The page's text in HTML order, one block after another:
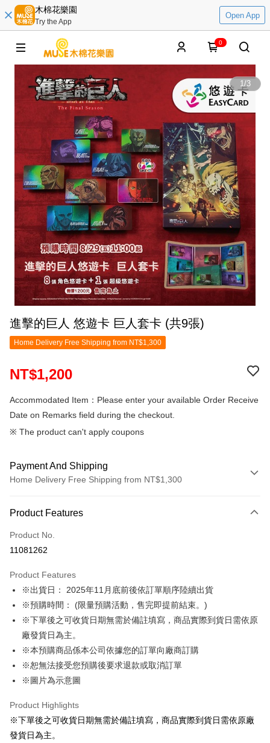
木棉花樂園
Try the App
Open App
0
1/3
進擊的巨人 悠遊卡 巨人套卡 (共9張)
Home Delivery Free Shipping from NT$1,300
NT$1,200
Accommodated Item：Please enter your available Order Receive
Date on Remarks field during the checkout.
※ The product can't apply coupons
Payment And Shipping
Home Delivery Free Shipping from NT$1,300
Credit Card (Full Payment)
LINE Pay
Easy Wallet
Google Pay
ATM Transfer
Shipping Method
特殊材積-宅配
Product Features
Product No.
11081262
Product Features
※出貨日： 2025年11月底前後依訂單順序陸續出貨
※預購時間： (限量預購活動，售完即提前結束。)
※下單後之可收貨日期無需於備註填寫，商品實際到貨日需依原
廠發貨日為主。
※本預購商品係本公司依據您的訂單向廠商訂購
※恕無法接受您預購後要求退款或取消訂單
※圖片為示意圖
Product Highlights
※下單後之可收貨日期無需於備註填寫，商品實際到貨日需依原廠
發貨日為主。